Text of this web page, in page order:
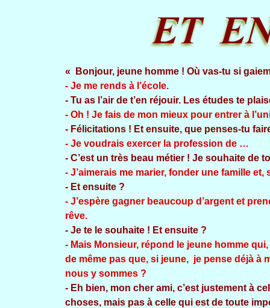
« Bonjour, jeune homme ! Où vas-tu si
- Je me rends à l’école.
- Tu as l’air de t’en réjouir. Les études te
- Oh ! Je fais de mon mieux pour entrer à
- Félicitations ! Et ensuite, que penses-tu
- Je voudrais exercer la profession de …
- C’est un très beau métier ! Je souhaite
- J’aimerais me marier, fonder une famille
- Et ensuite ?
- J’espère gagner beaucoup d’argent et
rêve.
- Je te le souhaite ! Et ensuite ?
- Mais Monsieur, répond le jeune homme
de même pas que, si jeune, je pense déjà à
nous y sommes ?
- Eh bien, mon cher ami, c’est justement à
choses, mais pas à celle qui est de toute